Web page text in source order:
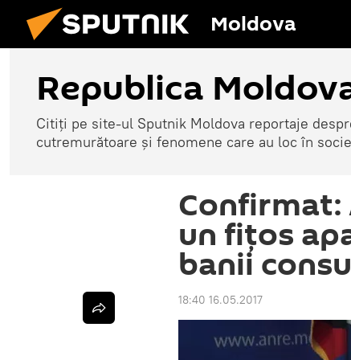
Moldova
Republica
Citiți pe site-ul Sputnik Moldova reportaje
cutremurătoare și fenomene care au loc în
Confirmat:
un fițos
banii
18:40 16.05.2017